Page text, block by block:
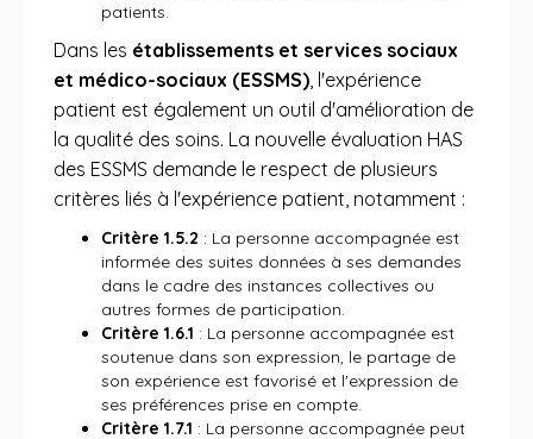
patients.
Dans les établissements et services sociaux
et médico-sociaux (ESSMS), l'expérience
patient est également un outil d'amélioration de
la qualité des soins. La nouvelle évaluation HAS
des ESSMS demande le respect de plusieurs
critères liés à l'expérience patient, notamment :
Critère 1.5.2 : La personne accompagnée est
informée des suites données à ses demandes
dans le cadre des instances collectives ou
autres formes de participation.
Critère 1.6.1 : La personne accompagnée est
soutenue dans son expression, le partage de
son expérience est favorisé et l'expression de
ses préférences prise en compte.
Critère 1.7.1 : La personne accompagnée peut